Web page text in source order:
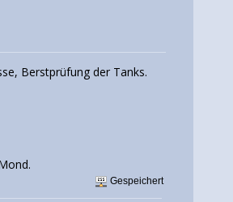
Berstprüfung der Tanks.
Gespeichert